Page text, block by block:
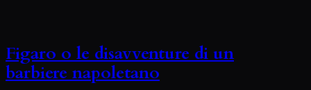
Figaro o le disavventure di un
barbiere napoletano